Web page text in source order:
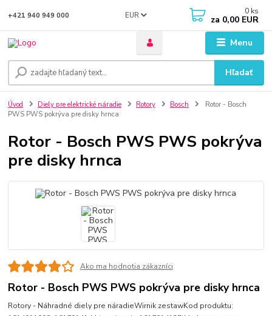
Menu
EUR
Hľadať
+421 940 949 000 0 ks
za 0,00 EUR
Úvod Diely pre elektrické náradie Rotory Bosch
Rotor - Bosch
PWS PWS pokrýva pre disky hrnca
Rotor - Bosch PWS PWS pokrýva
pre disky hrnca
Ako ma hodnotia zákazníci
Rotor - Bosch PWS PWS pokrýva pre disky hrnca
Rotory - Náhradné diely pre náradieWirnik zestawKod produktu: